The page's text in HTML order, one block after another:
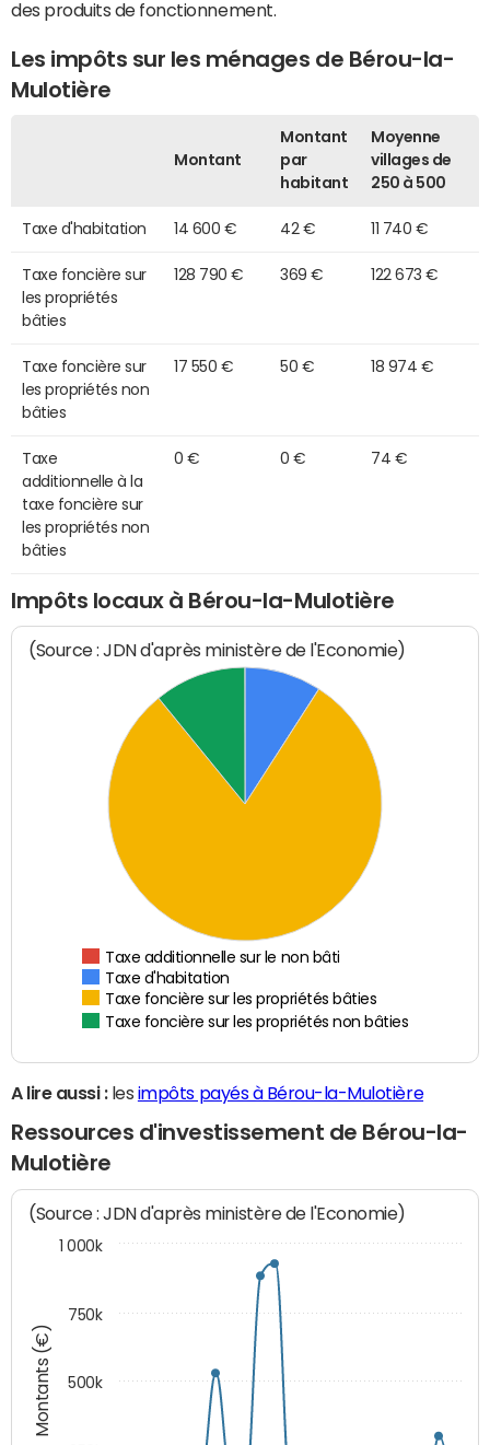
des produits de fonctionnement.
Les impôts sur les ménages de Bérou-la-
Mulotière
Montant
Montant
par
habitant
Moyenne
villages de
250 à 500
Taxe d'habitation 14 600 € 42 € 11 740 €
Taxe foncière sur
les propriétés
bâties
128 790 € 369 € 122 673 €
Taxe foncière sur
les propriétés non
bâties
17 550 € 50 € 18 974 €
Taxe
additionnelle à la
taxe foncière sur
les propriétés non
bâties
0 € 0 € 74 €
Impôts locaux à Bérou-la-Mulotière
(Source : JDN d'après ministère de l'Economie)
Taxe additionnelle sur le non bâti
Taxe d'habitation
Taxe foncière sur les propriétés bâties
Taxe foncière sur les propriétés non bâties
A lire aussi :les impôts payés à Bérou-la-Mulotière
Ressources d'investissement de Bérou-la-
Mulotière
Montants (€)
(Source : JDN d'après ministère de l'Economie)
500k
750k
1 000k